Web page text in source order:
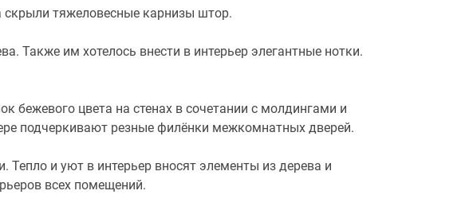
скрыли тяжеловесные карнизы штор.
Также им хотелось внести в интерьер элегантные нотки.
бежевого цвета на стенах в сочетании с молдингами и
подчеркивают резные филёнки межкомнатных дверей.
Тепло и уют в интерьер вносят элементы из дерева и
всех помещений.